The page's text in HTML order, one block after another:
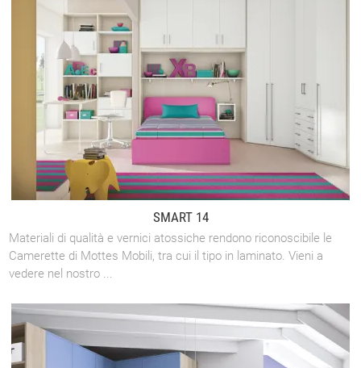
SMART 14
Materiali di qualità e vernici atossiche rendono riconoscibile le
Camerette di Mottes Mobili, tra cui il tipo in laminato. Vieni a
vedere nel nostro ...